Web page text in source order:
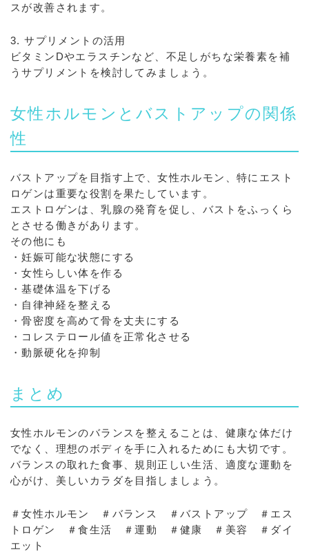
スが改善されます。
3. サプリメントの活用
ビタミンDやエラスチンなど、不足しがちな栄養素を補
うサプリメントを検討してみましょう。
女性ホルモンとバストアップの関係
性
バストアップを目指す上で、女性ホルモン、特にエスト
ロゲンは重要な役割を果たしています。
エストロゲンは、乳腺の発育を促し、バストをふっくら
とさせる働きがあります。
その他にも
・妊娠可能な状態にする
・女性らしい体を作る
・基礎体温を下げる
・自律神経を整える
・骨密度を高めて骨を丈夫にする
・コレステロール値を正常化させる
・動脈硬化を抑制
まとめ
女性ホルモンのバランスを整えることは、健康な体だけ
でなく、理想のボディを手に入れるためにも大切です。
バランスの取れた食事、規則正しい生活、適度な運動を
心がけ、美しいカラダを目指しましょう。
＃女性ホルモン ＃バランス ＃バストアップ ＃エス
トロゲン ＃食生活 ＃運動 ＃健康 ＃美容 ＃ダイ
エット